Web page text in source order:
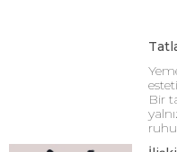
Bir